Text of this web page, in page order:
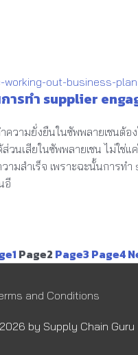
ารทำ supplier
ความยั่งยืนในซัพพลายเชนต้อ
วนเสียในซัพพลายเชน ไม่ใช่
ามสำเร็จ เพราะฉะนั้นการทำ
อี
1 Page2 Page3 Page4
and Conditions
by Supply Chain Guru